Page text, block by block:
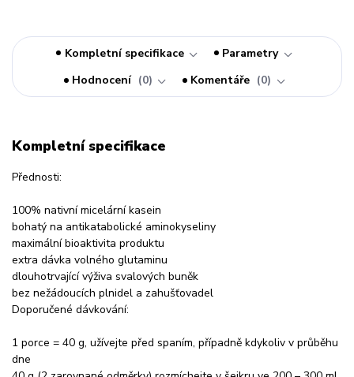
Kompletní specifikace
Parametry
Hodnocení
0 Komentáře 0
Kompletní specifikace
Přednosti:
100% nativní micelární kasein
bohatý na antikatabolické aminokyseliny
maximální bioaktivita produktu
extra dávka volného glutaminu
dlouhotrvající výživa svalových buněk
bez nežádoucích plnidel a zahušťovadel
Doporučené dávkování:
1 porce = 40 g, užívejte před spaním, případně kdykoliv v průběhu
dne